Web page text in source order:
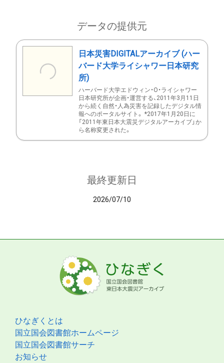
データの提供元
日本災害DIGITALアーカイブ (ハー
バード大学ライシャワー日本研究
所)
ハーバード大学エドウィン・O・ライシャワー
日本研究所が企画・運営する、2011年3月11日
から続く自然・人為災害を記録したデジタル情
報へのポータルサイト。 *2017年1月20日に
「2011年東日本大震災デジタルアーカイブ」か
ら名称変更された。
最終更新日
2026/07/10
ひなぎくとは
国立国会図書館ホームページ
国立国会図書館サーチ
お知らせ